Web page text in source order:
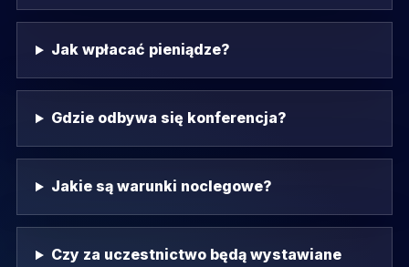
Jak wpłacać pieniądze?
Gdzie odbywa się konferencja?
Jakie są warunki noclegowe?
Czy za uczestnictwo będą wystawiane